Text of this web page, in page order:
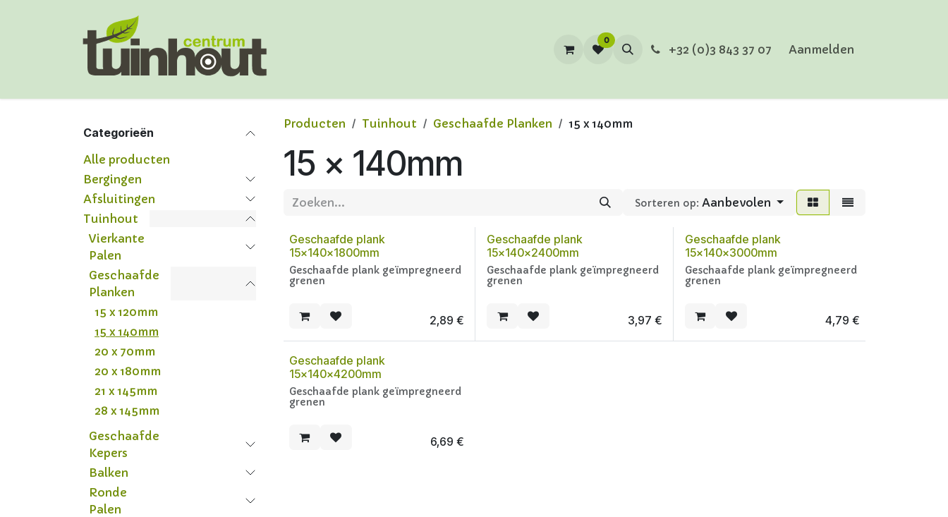
0
+32 (0)3 843 37 07 Aanmelden
Categorieën
Alle producten
Bergingen
Afsluitingen
Tuinhout
Vierkante
Palen
Geschaafde
Planken
15 x 120mm
15 x 140mm
20 x 70mm
20 x 180mm
21 x 145mm
28 x 145mm
Geschaafde
Kepers
Balken
Ronde
Palen
Producten Tuinhout Geschaafde Planken 15 x 140mm
15 x 140mm
Sorteren op: Aanbevolen
Geschaafde plank
15x140x1800mm
Geschaafde plank geïmpregneerd
grenen
2,89 €
Geschaafde plank
15x140x2400mm
Geschaafde plank geïmpregneerd
grenen
3,97 €
Geschaafde plank
15x140x3000mm
Geschaafde plank geïmpregneerd
grenen
4,79 €
Geschaafde plank
15x140x4200mm
Geschaafde plank geïmpregneerd
grenen
6,69 €